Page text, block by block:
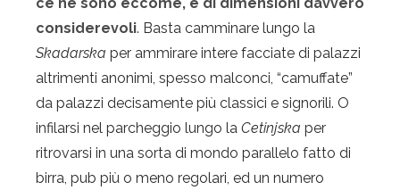
considerevoli. Basta camminare lungo la
Skadarska per ammirare intere facciate di palazzi
altrimenti anonimi, spesso malconci, “camuffate”
da palazzi decisamente più classici e signorili. O
infilarsi nel parcheggio lungo la Cetinjska per
ritrovarsi in una sorta di mondo parallelo fatto di
birra, pub più o meno regolari, ed un numero